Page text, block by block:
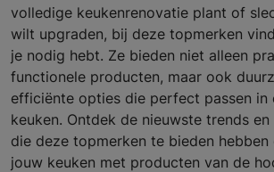
volledige keukenrenovatie plant of
wilt upgraden, bij deze topmerken
je nodig hebt. Ze bieden niet alleen
functionele producten, maar ook
efficiënte opties die perfect passen in
keuken. Ontdek de nieuwste trends
die deze topmerken te bieden
jouw keuken met producten van de